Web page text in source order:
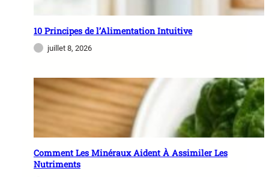
10 Principes de l’Alimentation Intuitive
juillet 8, 2026
Comment Les Minéraux Aident À Assimiler Les
Nutriments